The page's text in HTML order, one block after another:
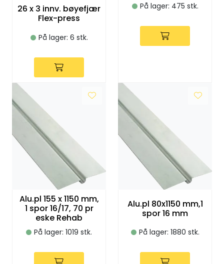
26 x 3 innv. bøyefjær
Flex-press
På lager: 6 stk.
På lager: 475 stk.
Alu.pl 155 x 1150 mm,
1 spor 16/17, 70 pr
eske Rehab
På lager: 1019 stk.
Alu.pl 80x1150 mm,1
spor 16 mm
På lager: 1880 stk.